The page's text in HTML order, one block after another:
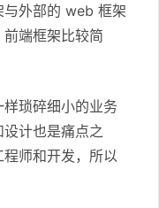
与外部的 web 框架
端框架比较简
琐碎细小的业务
计也是痛点之
师和开发，所以